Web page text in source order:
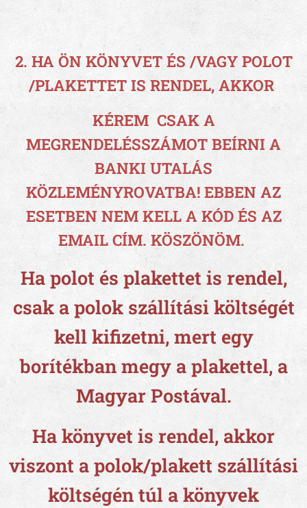
2. HA ÖN KÖNYVET ÉS /VAGY POLOT
/PLAKETTET IS RENDEL, AKKOR
KÉREM CSAK A
MEGRENDELÉSSZÁMOT BEÍRNI A
BANKI UTALÁS
KÖZLEMÉNYROVATBA! EBBEN AZ
ESETBEN NEM KELL A KÓD ÉS AZ
EMAIL CÍM. KÖSZÖNÖM.
Ha polot és plakettet is rendel,
csak a polok szállítási költségét
kell kifizetni, mert egy
borítékban megy a plakettel, a
Magyar Postával.
Ha könyvet is rendel, akkor
viszont a polok/plakett szállítási
költségén túl a könyvek